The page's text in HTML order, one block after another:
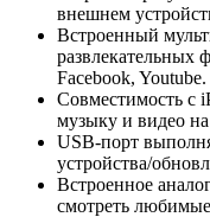
внешнем
Встроенный
развлекательных
Facebook, Youtube.
Совместимость с
музыку и видео на
USB-порт
устройства/
Встроенное
смотреть